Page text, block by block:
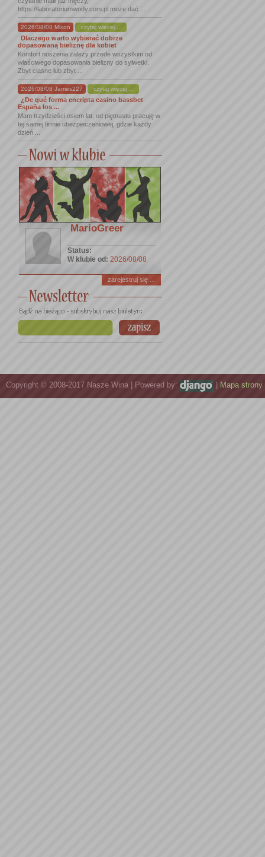
https://laboratoriumwody.com.pl może dać ...
2026/08/08 Mixon czytaj więcej...
Dlaczego warto wybierać dobrze
dopasowaną bieliznę dla kobiet
Komfort noszenia zależy przede wszystkim od
właściwego dopasowania bielizny do sylwetki.
Zbyt ciasne lub zbyt ...
2026/08/08 James227 czytaj więcej...
¿De qué forma encripta casino bassbet
España los ...
Mam trzydzieści osiem lat, od piętnastu pracuję w
tej samej firmie ubezpieczeniowej, gdzie każdy
dzień ...
MarioGreer
Status:
W klubie od: 2026/08/08
zarejestruj się ...
Copyright © 2008-2017 Nasze Wina | Powered by: Mapa strony